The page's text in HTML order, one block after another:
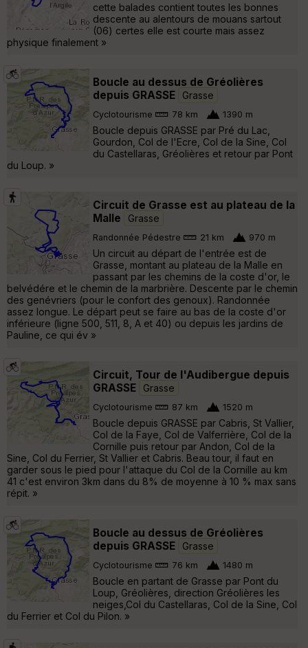
cette balades contient toutes les bonnes
descente au alentours de mouans sartout
(06) certes elle est courte mais assez
physique finalement »
Boucle au dessus de Gréolières
depuis GRASSE
Grasse
Cyclotourisme 78 km 1390 m
Boucle depuis GRASSE par Pré du Lac,
Gourdon, Col de l'Ecre, Col de la Sine, Col
du Castellaras, Gréolières et retour par Pont
du Loup. »
Circuit de Grasse est au plateau de la
Malle
Grasse
Randonnée Pédestre 21 km 970 m
Un circuit au départ de l'entrée est de
Grasse, montant au plateau de la Malle en
passant par les chemins de la coste d'or, le
belvédére et le chemin de la marbrière. Descente par le chemin
des genévriers (pour le confort des genoux). Randonnée
assez longue. Le départ peut se faire au bas de la coste d'or
inférieure (ligne 500, 511, 8, A et 40) ou depuis les jardins de
Pauline, ce qui év »
Circuit, Tour de l'Audibergue depuis
GRASSE
Grasse
Cyclotourisme 87 km 1520 m
Boucle depuis GRASSE par Cabris, St Vallier,
Col de la Faye, Col de Valferrière, Col de la
Cornille puis retour par Andon, Col de la
Sine, Col du Ferrier, St Vallier et Cabris. Beau tour, il faut en
garder sous le pied pour l'attaque du Col de la Cornille au km
41 c'est environ 3km dans du 8% de moyenne à 10 % max sans
répit. »
Boucle au dessus de Gréolières
depuis GRASSE
Grasse
Cyclotourisme 76 km 1480 m
Boucle en partant de Grasse par Pont du
Loup, Gréolières, direction Gréolières les
neiges,Col du Castellaras, Col de la Sine, Col
du Ferrier et Col du Pilon. »